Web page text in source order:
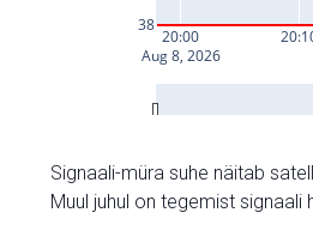
Signaali-müra suhe näitab
Muul juhul on tegemist signaali